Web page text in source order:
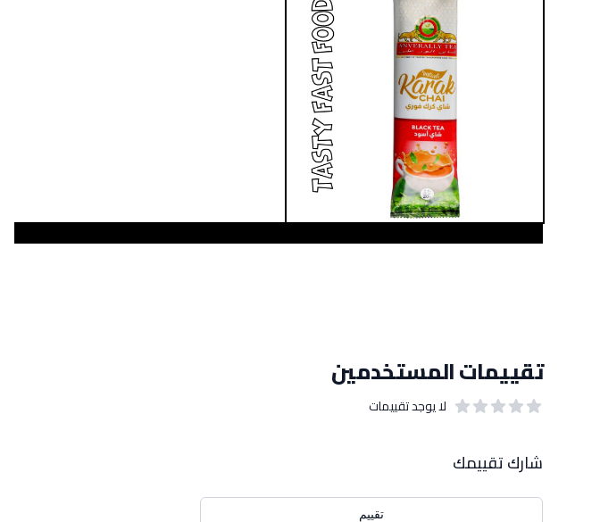
تقييمات المستخدمين
لا يوجد تقييمات
شارك تقييمك
تقييم